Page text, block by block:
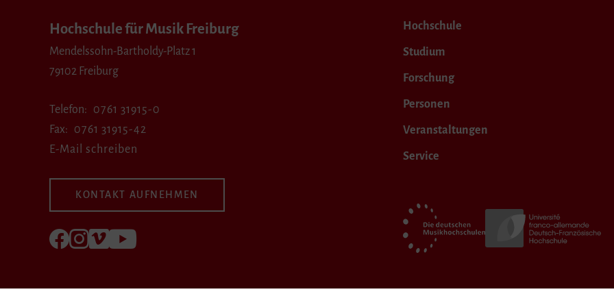
Hochschule für Musik Freiburg
Mendelssohn-Bartholdy-Platz 1
79102 Freiburg
Telefon
0761 31915-0
Fax
0761 31915-42
E-Mail schreiben
KONTAKT AUFNEHMEN
Folgen Sie uns auf Facebook
Folgen Sie uns auf Instagram
Besuchen Sie uns bei Vimeo
Hochschule
Studium
Forschung
Personen
Veranstaltungen
Service